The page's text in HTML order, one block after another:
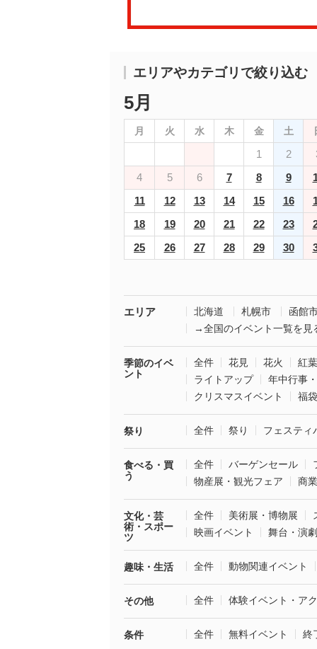
エリアやカテゴリで絞り込む
5月
月 火 水 木 金 土
1 2
4
5 6 7 8 9
11
12 13 14 15 16
18
19 20 21 22 23
25
26 27 28 29 30
エリア 北海道 札幌市
函館
→全国のイベント一覧を見
季節のイベ
ント
全件 花見 花火
紅葉
ライトアップ
年中行事
クリスマスイベント
福
祭り 全件 祭り フェスティ
食べる・買
う
全件 バーゲンセール
物産展・観光フェア
商
文化・芸
術・スポー
ツ
全件 美術展・博物展
映画イベント
舞台・演劇
趣味・生活 全件 動物関連イベント
その他 全件 体験イベント・ア
条件 全件 無料イベント 終